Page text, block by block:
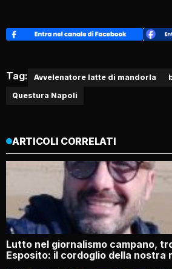
Tag: Avvelenatore latte di mandorla
Questura Napoli
ARTICOLI CORRELATI
Lutto nel giornalismo campano,
Esposito: il cordoglio della nostra